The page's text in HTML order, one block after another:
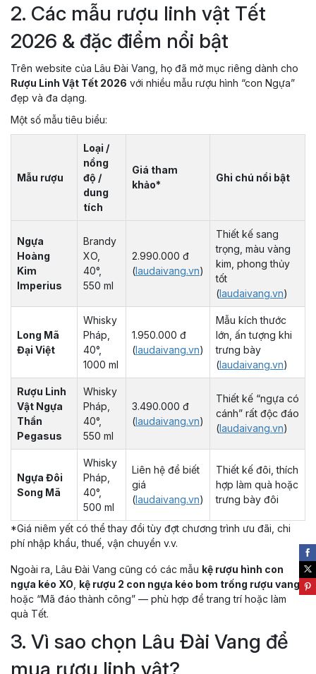
2. Các mẫu rượu linh vật Tết
2026 & đặc điểm nổi bật
Trên website của Lâu Đài Vang, họ đã mở mục riêng dành cho
Rượu Linh Vật Tết 2026 với nhiều mẫu rượu hình “con Ngựa”
đẹp và đa dạng.
Một số mẫu tiêu biểu:
Mẫu rượu
Loại /
nồng
độ /
dung
tích
Giá tham
khảo*
Ghi chú nổi bật
Ngựa
Hoàng
Kim
Imperius
Brandy
XO,
40°,
550 ml
2.990.000 đ
(laudaivang.vn)
Thiết kế sang
trọng, màu vàng
kim, phong thủy
tốt
(laudaivang.vn)
Long Mã
Đại Việt
Whisky
Pháp,
40°,
1000 ml
1.950.000 đ
(laudaivang.vn)
Mẫu kích thước
lớn, ấn tượng khi
trưng bày
(laudaivang.vn)
Rượu Linh
Vật Ngựa
Thần
Pegasus
Whisky
Pháp,
40°,
550 ml
3.490.000 đ
(laudaivang.vn)
Thiết kế “ngựa có
cánh” rất độc đáo
(laudaivang.vn)
Ngựa Đôi
Song Mã
Whisky
Pháp,
40°,
500 ml
Liên hệ để biết
giá
(laudaivang.vn)
Thiết kế đôi, thích
hợp làm quà hoặc
trưng bày đôi
*Giá niêm yết có thể thay đổi tùy đợt chương trình ưu đãi, chi
phí nhập khẩu, thuế, vận chuyển v.v.
Ngoài ra, Lâu Đài Vang cũng có các mẫu kệ rượu hình con
ngựa kéo XO kệ rượu 2 con ngựa kéo bom trống rượu vang
hoặc “Mã đáo thành công” — phù hợp để trang trí hoặc làm
quà Tết.
3. Vì sao chọn Lâu Đài Vang để
mua rượu linh vật?